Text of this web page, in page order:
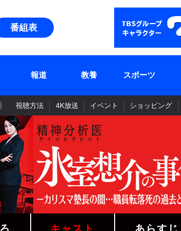
番組表
報道 教養 スポーツ
視聴方法 4K放送 イベント ショッピング
キャスト あらすじ